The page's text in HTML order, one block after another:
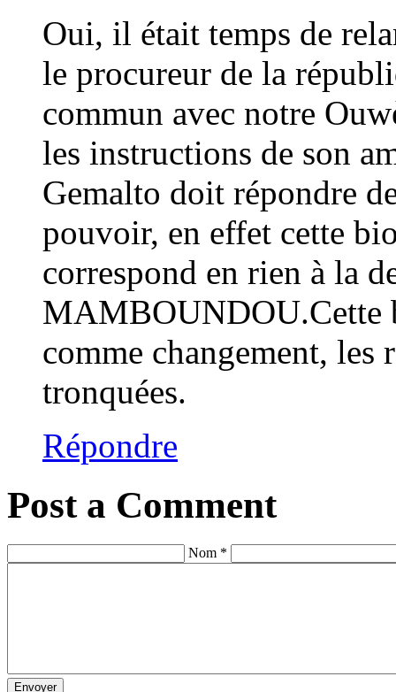
Oui, il était temps de
le procureur de la
commun avec notre
les instructions de son
Gemalto doit répondre
pouvoir, en effet cette
correspond en rien à la
MAMBOUNDOU.Cette
comme changement, les
tronquées.
Répondre
Post a Comment
Nom *